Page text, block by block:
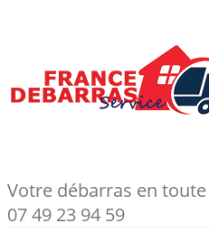
Votre débarras en
07 49 23 94 59